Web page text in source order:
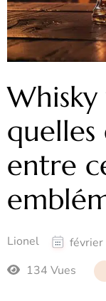
entre
Lionel
134 Vues